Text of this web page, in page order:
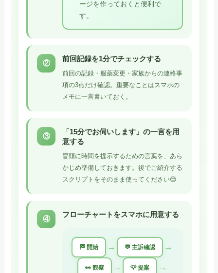
ージを作っておくと便利で
す。
②
前回記録を1分でチェックする
前回の記録・服薬変更・家族からの連絡事
項の3点だけ確認。重要なことはスマホの
メモに一言書いておく。
③
「15分でお伺いします」の一言を用
意する
冒頭に時間を提示するための言葉を、あら
かじめ準備しておきます。後でご紹介する
スクリプトをそのまま使ってください😊
④
フローチャートをスマホに用意する
🏁 開始 → 💬 主訴確認 →
👀 観察 → 💡 提案 →